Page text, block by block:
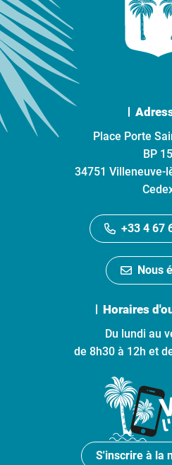
Place Porte
BP 15
34751 Villeneuve-
+33 4 67
Nous
Horaires
Du lundi au
de 8h30 à 12h et
S'inscrire à la